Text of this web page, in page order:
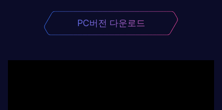
PC버전 다운로드